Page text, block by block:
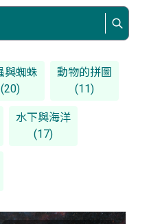
與蜘蛛
(20)
動物的拼圖
(11)
水下與海洋
(17)